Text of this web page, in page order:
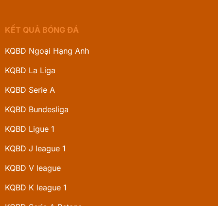
KẾT QUẢ BÓNG ĐÁ
KQBD Ngoại Hạng Anh
KQBD La Liga
KQBD Serie A
KQBD Bundesliga
KQBD Ligue 1
KQBD J league 1
KQBD V league
KQBD K league 1